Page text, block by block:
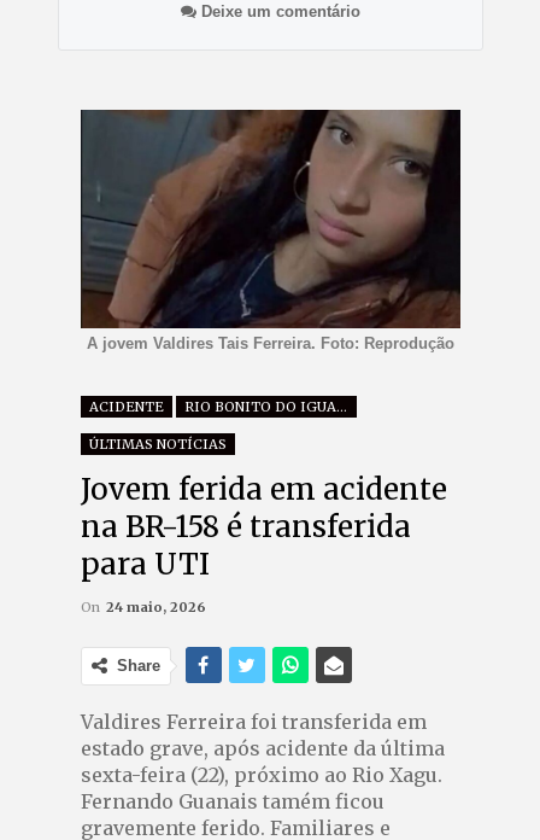
Deixe um comentário
A jovem Valdires Tais Ferreira. Foto: Reprodução
ACIDENTE RIO BONITO DO IGUAÇU
ÚLTIMAS NOTÍCIAS
Jovem ferida em acidente
na BR-158 é transferida
para UTI
On 24 maio, 2026
Share
Valdires Ferreira foi transferida em
estado grave, após acidente da última
sexta-feira (22), próximo ao Rio Xagu.
Fernando Guanais tamém ficou
gravemente ferido. Familiares e